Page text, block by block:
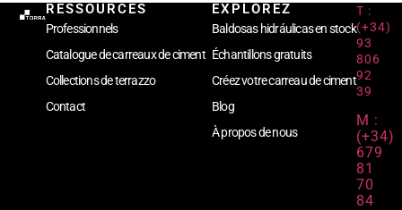
RESSOURCES
Professionnels
Catalogue de carreaux de ciment
Collections de terrazzo
Contact
EXPLOREZ
Baldosas hidráulicas en stock
Échantillons gratuits
Créez votre carreau de ciment
Blog
À propos de nous
T :
(+34)
93
806
92
39
M :
(+34)
679
81
70
84